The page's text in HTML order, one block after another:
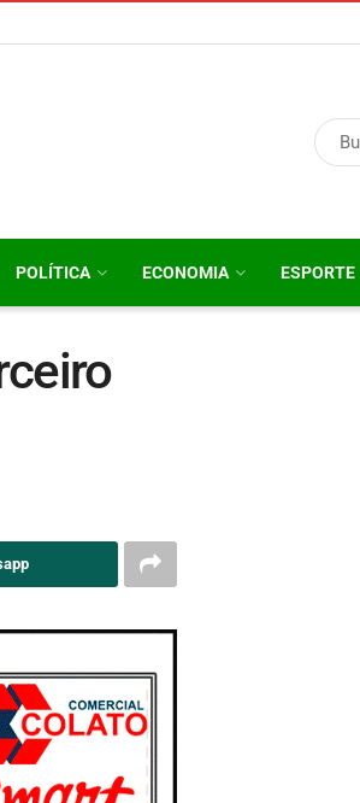
POLÍTICA ECONOMIA ESPORTE